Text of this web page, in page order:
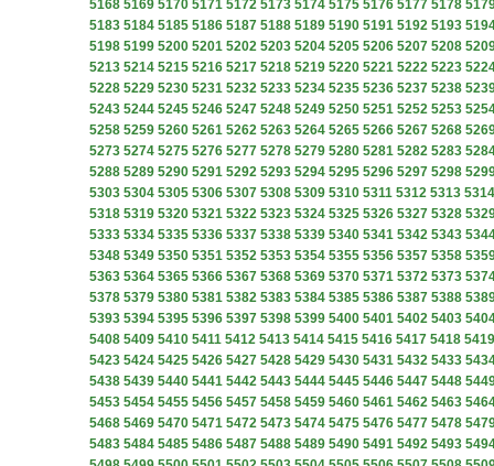
5168 5169 5170 5171 5172 5173 5174 5175 5176 5177 5178
5183 5184 5185 5186 5187 5188 5189 5190 5191 5192 5193
5198 5199 5200 5201 5202 5203 5204 5205 5206 5207 5208
5213 5214 5215 5216 5217 5218 5219 5220 5221 5222 5223
5228 5229 5230 5231 5232 5233 5234 5235 5236 5237 5238
5243 5244 5245 5246 5247 5248 5249 5250 5251 5252 5253
5258 5259 5260 5261 5262 5263 5264 5265 5266 5267 5268
5273 5274 5275 5276 5277 5278 5279 5280 5281 5282 5283
5288 5289 5290 5291 5292 5293 5294 5295 5296 5297 5298
5303 5304 5305 5306 5307 5308 5309 5310 5311 5312 5313 5314
5318 5319 5320 5321 5322 5323 5324 5325 5326 5327 5328
5333 5334 5335 5336 5337 5338 5339 5340 5341 5342 5343
5348 5349 5350 5351 5352 5353 5354 5355 5356 5357 5358
5363 5364 5365 5366 5367 5368 5369 5370 5371 5372 5373
5378 5379 5380 5381 5382 5383 5384 5385 5386 5387 5388
5393 5394 5395 5396 5397 5398 5399 5400 5401 5402 5403
5408 5409 5410 5411 5412 5413 5414 5415 5416 5417 5418 5419
5423 5424 5425 5426 5427 5428 5429 5430 5431 5432 5433
5438 5439 5440 5441 5442 5443 5444 5445 5446 5447 5448
5453 5454 5455 5456 5457 5458 5459 5460 5461 5462 5463
5468 5469 5470 5471 5472 5473 5474 5475 5476 5477 5478
5483 5484 5485 5486 5487 5488 5489 5490 5491 5492 5493